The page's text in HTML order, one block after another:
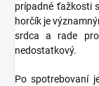
prípadné ťažkosti
horčík je
srdca a rade
nedostatkový.
Po spotrebovaní